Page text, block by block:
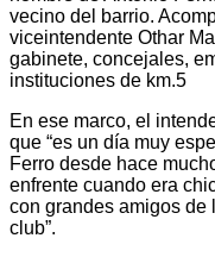
vecino del barrio.
viceintendente Othar
gabinete, concejales,
instituciones de km.5
En ese marco, el
que “es un día muy
Ferro desde hace
enfrente cuando era
con grandes amigos de
club”.